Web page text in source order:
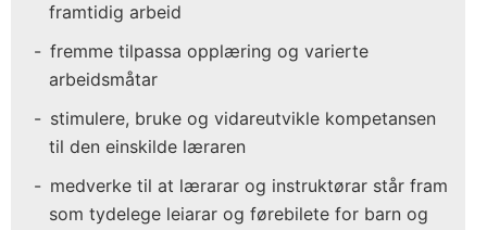
framtidig arbeid
fremme tilpassa opplæring og varierte
arbeidsmåtar
stimulere, bruke og vidareutvikle kompetansen
til den einskilde læraren
medverke til at lærarar og instruktørar står fram
som tydelege leiarar og førebilete for barn og